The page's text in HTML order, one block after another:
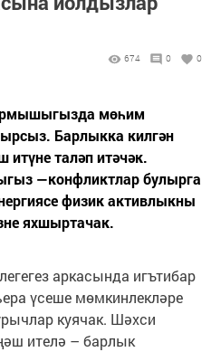
674 0 0
мөһим
Барлыкка килгән
итүне таләп итәчәк.
—конфликтлар булырга
физик активлыкны
яхшыртачак.
аркасында игътибар
үсеше мөмкинлекләре
куячак. Шәхси
ителә – барлык